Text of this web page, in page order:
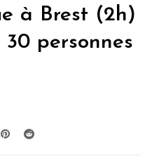
à Brest (2h)
personnes